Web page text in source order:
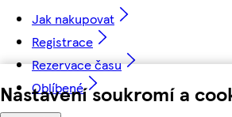
Nastavení soukromí a
Jak nakupovat
Registrace
Rezervace času
Oblíbené